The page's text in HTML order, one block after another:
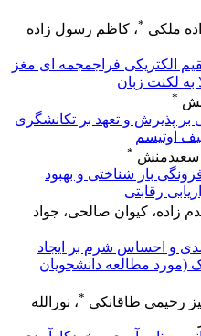
ملکی * ، کاظم رسول زاده
الکتریکی فراجمجمه ای مغز
به لکنت زبان
*
پذیرش و تعهد بر تکانشگری
اوتیسم
سعیدمنش *
بار شناختی و بهبود
رقابتی
زاده، کیوان صالحی، جواد
و احساس شرم بر ایجاد
(مورد مطالعه دانشجویان
رحیمی طاقانکی *، نورالله